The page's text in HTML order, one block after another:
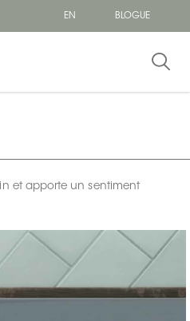
EN BLOGUE
et apporte un sentiment